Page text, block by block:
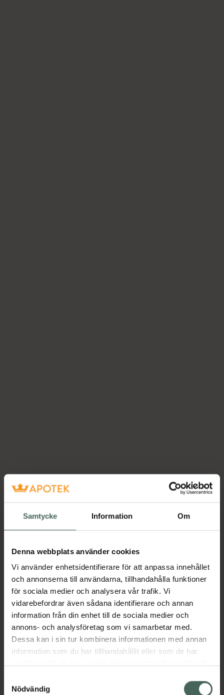
Samtycke Information Om
Denna webbplats använder cookies
Vi använder enhetsidentifierare för att anpassa innehållet
och annonserna till användarna, tillhandahålla funktioner
för sociala medier och analysera vår trafik. Vi
vidarebefordrar även sådana identifierare och annan
information från din enhet till de sociala medier och
annons- och analysföretag som vi samarbetar med.
Dessa kan i sin tur kombinera informationen med annan
information som du har tillhandahållit eller som de har
återkalla ditt samtycke via webbplatsens
Nödvändig